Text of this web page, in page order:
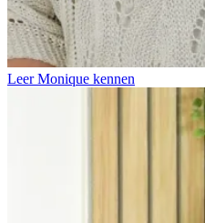
Leer Monique kennen